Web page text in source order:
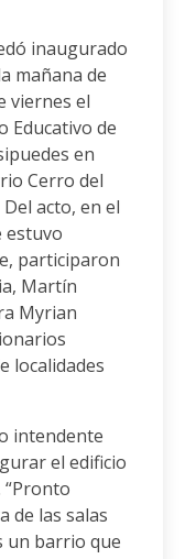
inaugurado
mañana de
viernes el
Educativo de
en
Cerro del
Del acto, en el
estuvo
participaron
Martín
Myrian
localidades
intendente
el edificio
de las salas
un barrio que